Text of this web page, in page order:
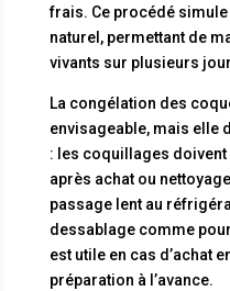
frais. Ce procédé
naturel, permettant de
vivants sur plusieurs
La congélation des
envisageable, mais elle
: les coquillages
après achat ou
passage lent au
dessablage comme
est utile en cas d’achat
préparation à l’avance.